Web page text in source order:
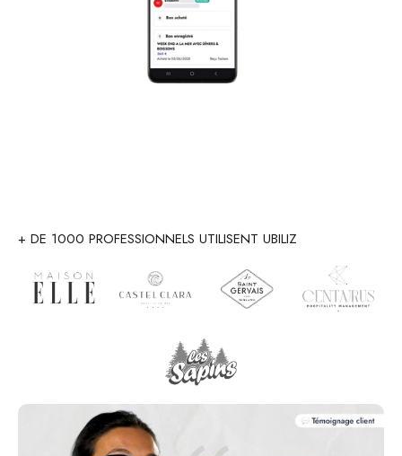
+ DE 1000 PROFESSIONNELS UTILISENT UBILIZ